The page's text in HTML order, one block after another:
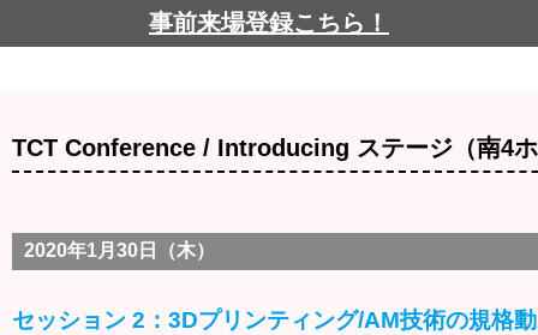
事前来場登録こちら！
TCT Conference / Introducing ステージ（南4
2020年1月30日（木）
セッション 2：3Dプリンティング/AM技術の規格